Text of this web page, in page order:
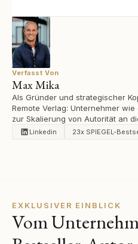
Verfasst Von
Max Mika
Als Gründer und strategischer
Remote Verlag: Unternehmer
zur Skalierung von Autorität an
Linkedin 23x SPIEGEL-
EXKLUSIVER EINBLICK
Vom